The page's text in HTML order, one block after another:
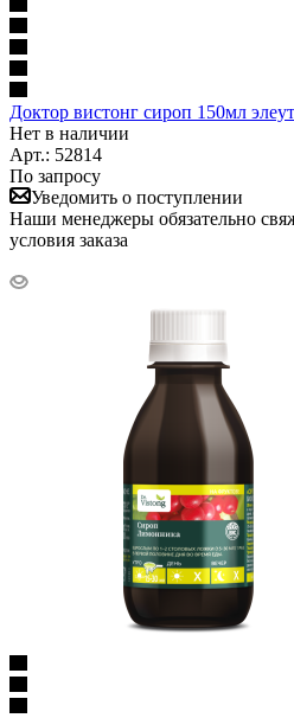
Доктор вистонг сироп 150мл
Нет в наличии
Арт.: 52814
По запросу
Уведомить о поступлении
Наши менеджеры обязательно
условия заказа